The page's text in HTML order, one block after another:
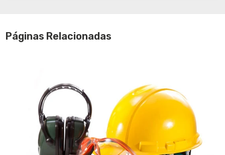
Páginas Relacionadas